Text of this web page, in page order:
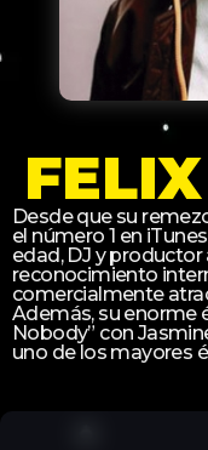
Desde que su
el número 1 en
edad, DJ y
reconocimiento
comercialmente
Además, su enorme
Nobody” con
uno de los mayores